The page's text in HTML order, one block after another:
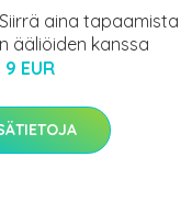
aina tapaamista
ääliöiden kanssa
9 EUR